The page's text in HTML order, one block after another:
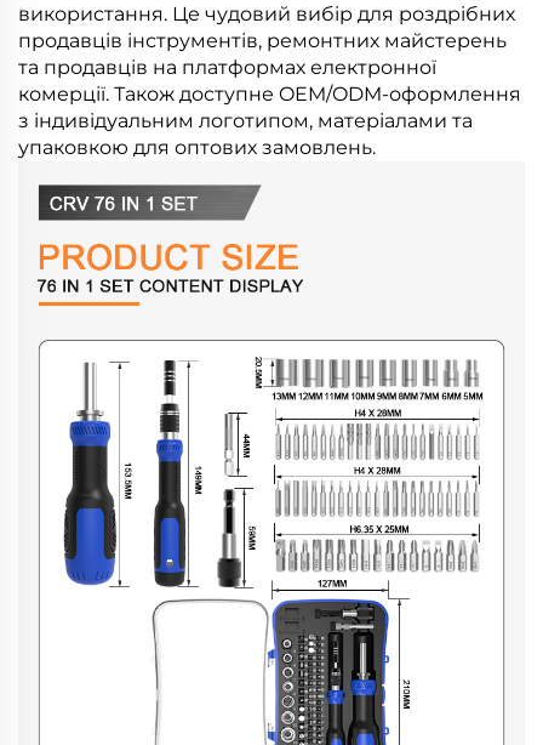
використання. Це чудовий вибір для роздрібних
продавців інструментів, ремонтних майстерень
та продавців на платформах електронної
комерції. Також доступне OEM/ODM-оформлення
з індивідуальним логотипом, матеріалами та
упаковкою для оптових замовлень.